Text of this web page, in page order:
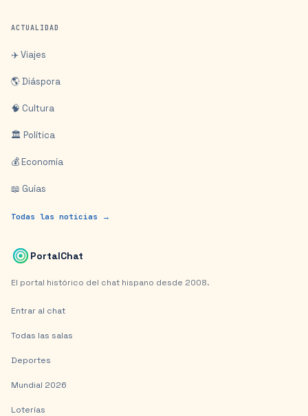
ACTUALIDAD
✈️ Viajes
🌎 Diáspora
🧠 Cultura
🏛️ Política
💰 Economía
📖 Guías
Todas las noticias →
PortalChat
El portal histórico del chat hispano desde 2008.
Entrar al chat
Todas las salas
Deportes
Mundial 2026
Loterías